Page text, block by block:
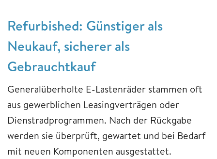
Refurbished: Günstiger als
Neukauf, sicherer als
Gebrauchtkauf
Generalüberholte E-Lastenräder stammen oft
aus gewerblichen Leasingverträgen oder
Dienstradprogrammen. Nach der Rückgabe
werden sie überprüft, gewartet und bei Bedarf
mit neuen Komponenten ausgestattet.